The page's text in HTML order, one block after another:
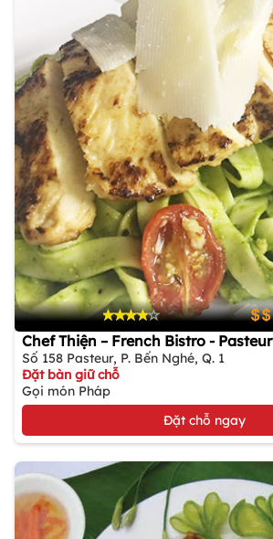
Chef Thiện – French Bistro - Pasteur
Số 158 Pasteur, P. Bến Nghé, Q. 1
Đặt bàn giữ chỗ
Gọi món Pháp
Đặt chỗ ngay